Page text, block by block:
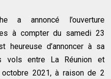
a annoncé l’ouverture
à compter du samedi 23
heureuse d’annoncer à sa
vols entre La Réunion et
2021, à raison de 2